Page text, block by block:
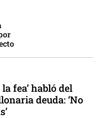
fea’ habló del
deuda: ‘No